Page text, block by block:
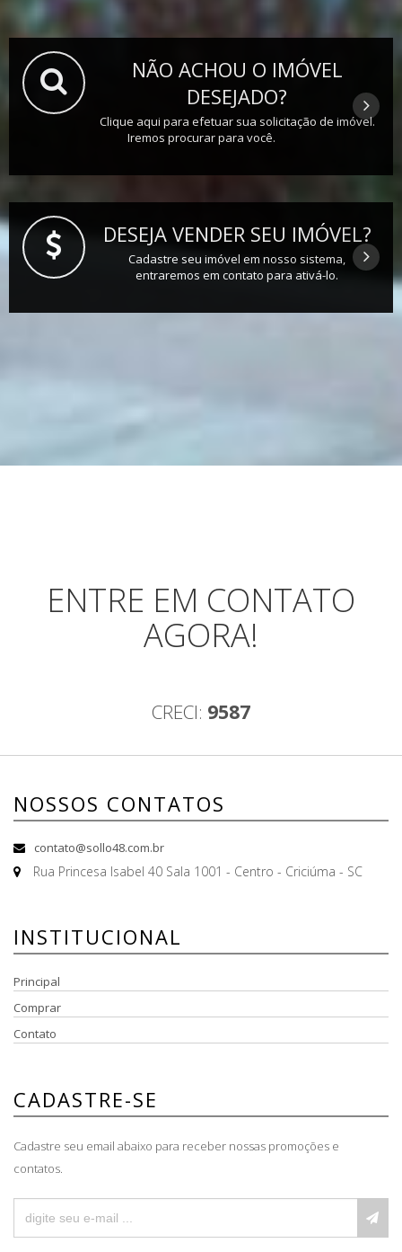
NÃO ACHOU O IMÓVEL
DESEJADO?
Clique aqui para efetuar sua solicitação de imóvel.
Iremos procurar para você.
DESEJA VENDER SEU IMÓVEL?
Cadastre seu imóvel em nosso sistema,
entraremos em contato para ativá-lo.
ENTRE EM CONTATO
AGORA!
CRECI: 9587
NOSSOS CONTATOS
contato@sollo48.com.br
Rua Princesa Isabel 40 Sala 1001 - Centro - Criciúma - SC
INSTITUCIONAL
Principal
Comprar
Contato
CADASTRE-SE
Cadastre seu email abaixo para receber nossas promoções e
contatos.